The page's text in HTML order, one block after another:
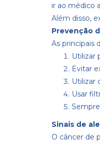
ir ao médico
Além disso,
Prevenção
As principais
Utilizar
Evitar
Utilizar
Usar
Sinais de
O câncer de